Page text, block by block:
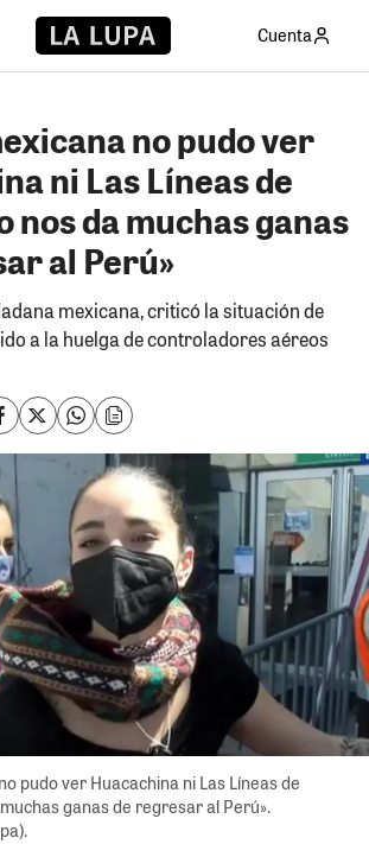
Cuenta
no pudo ver
ni Las Líneas de
nos da muchas ganas
al Perú»
mexicana, criticó la situación de
a la huelga de controladores aéreos
pudo ver Huacachina ni Las Líneas de
ganas de regresar al Perú».